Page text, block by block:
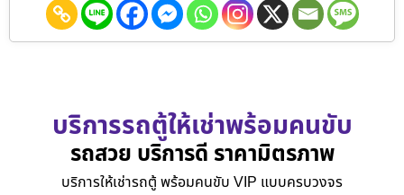
บริการรถตู้ให้เช่าพร้อมคนขับ
รถสวย บริการดี ราคามิตรภาพ
บริการให้เช่ารถตู้ พร้อมคนขับ VIP แบบครบวงจร